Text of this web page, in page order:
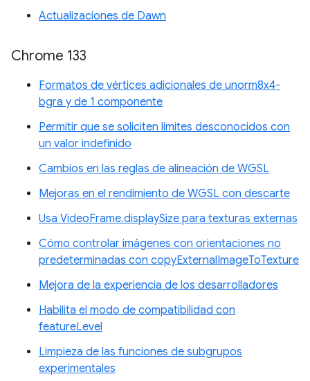
Actualizaciones de Dawn
Chrome 133
Formatos de vértices adicionales de unorm8x4-
bgra y de 1 componente
Permitir que se soliciten límites desconocidos con
un valor indefinido
Cambios en las reglas de alineación de WGSL
Mejoras en el rendimiento de WGSL con descarte
Usa VideoFrame.displaySize para texturas externas
Cómo controlar imágenes con orientaciones no
predeterminadas con copyExternalImageToTexture
Mejora de la experiencia de los desarrolladores
Habilita el modo de compatibilidad con
featureLevel
Limpieza de las funciones de subgrupos
experimentales